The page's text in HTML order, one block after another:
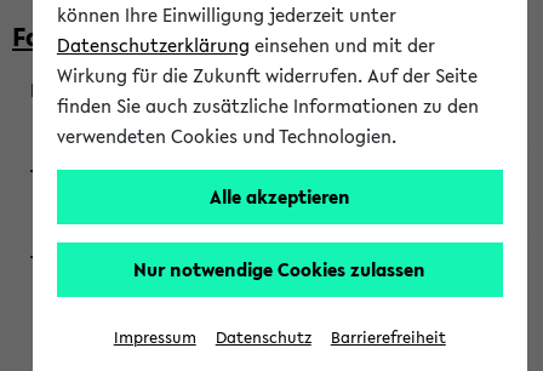
Faculty of Biology
200923
Wendisch, Peters-Wendisch, Stegelmann
Projektmodul "Bakterielle Biotechnologie"
Persönliche Anmeldung beim Veranstalter ist unbedingt
können Ihre Einwilligung jederzeit unter
Datenschutzerklärung einsehen und mit der
Wirkung für die Zukunft widerrufen. Auf der Seite
finden Sie auch zusätzliche Informationen zu den
verwendeten Cookies und Technologien.
Alle akzeptieren
Nur notwendige Cookies zulassen
Impressum Datenschutz Barrierefreiheit